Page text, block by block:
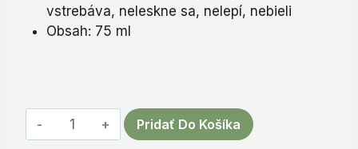
vstrebáva, neleskne sa, nelepí, nebieli
Obsah: 75 ml
množstvo
Mlieko
Pridať Do Košíka